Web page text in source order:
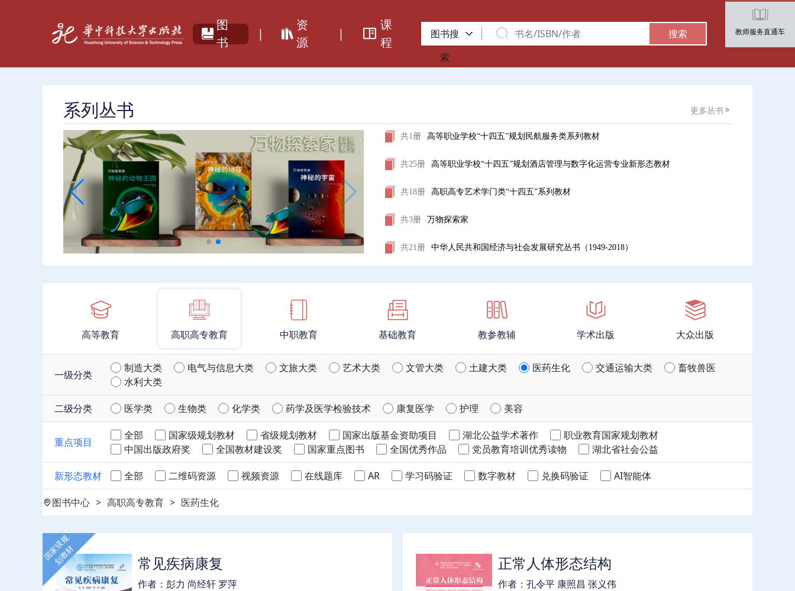
图
书
|
资
源
|
课
程
图书搜
索
搜索 教师服务直通车
系列丛书 更多丛书
共1册 高等职业学校“十四五”规划民航服务类系列教材
共25册 高等职业学校“十四五”规划酒店管理与数字化运营专业新形态教材
共18册 高职高专艺术学门类“十四五”系列教材
共3册 万物探索家
共21册 中华人民共和国经济与社会发展研究丛书（1949-2018）
高等教育 高职高专教育 中职教育 基础教育 教参教辅 学术出版 大众出版
一级分类
制造大类 电气与信息大类 文旅大类 艺术大类 文管大类 土建大类 医药生化 交通运输大类
畜牧兽医
水利大类
二级分类 医学类 生物类 化学类 药学及医学检验技术 康复医学 护理 美容
重点项目
全部 国家级规划教材 省级规划教材 国家出版基金资助项目 湖北公益学术著作
职业教育国家规划教材
中国出版政府奖
全国教材建设奖 国家重点图书 全国优秀作品 党员教育培训优秀读物 湖北省社会公益
新形态教材 全部 二维码资源 视频资源 在线题库 AR 学习码验证 数字教材 兑换码验证 AI智能体
图书中心 > 高职高专教育 > 医药生化
常见疾病康复
作者：彭力 尚经轩 罗萍
国家级规
划教材 正常人体形态结构
作者：孔令平 康照昌 张义伟